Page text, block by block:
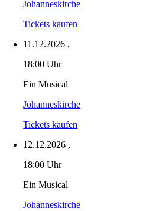
Johanneskirche
Tickets kaufen
11.12.2026 ,
18:00 Uhr
Ein Musical
Johanneskirche
Tickets kaufen
12.12.2026 ,
18:00 Uhr
Ein Musical
Johanneskirche